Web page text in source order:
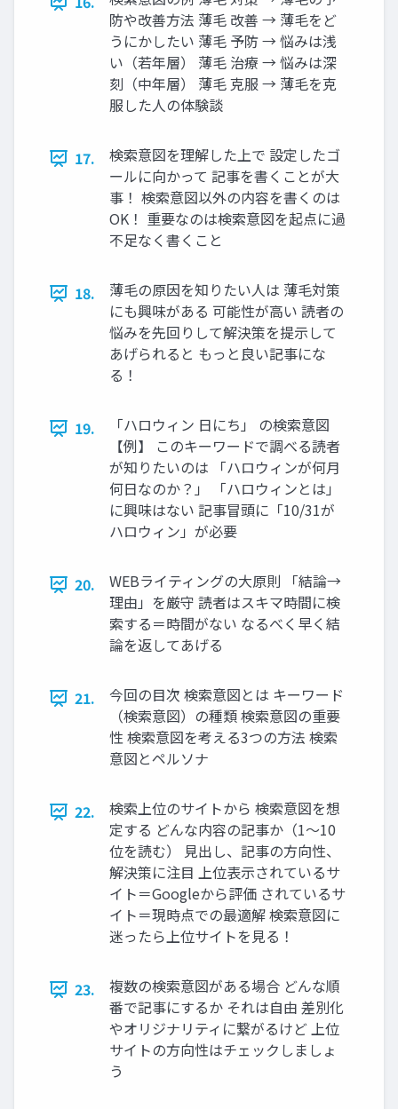
防や改善方法 薄毛 改善 → 薄毛をど
うにかしたい 薄毛 予防 → 悩みは浅
い（若年層） 薄毛 治療 → 悩みは深
刻（中年層） 薄毛 克服 → 薄毛を克
服した人の体験談
17.
検索意図を理解した上で 設定したゴ
ールに向かって 記事を書くことが大
事！ 検索意図以外の内容を書くのは
OK！ 重要なのは検索意図を起点に過
不足なく書くこと
18.
薄毛の原因を知りたい人は 薄毛対策
にも興味がある 可能性が高い 読者の
悩みを先回りして解決策を提示して
あげられると もっと良い記事にな
る！
19.
「ハロウィン 日にち」 の検索意図
【例】 このキーワードで調べる読者
が知りたいのは 「ハロウィンが何月
何日なのか？」 「ハロウィンとは」
に興味はない 記事冒頭に「10/31が
ハロウィン」が必要
20.
WEBライティングの大原則 「結論→
理由」を厳守 読者はスキマ時間に検
索する＝時間がない なるべく早く結
論を返してあげる
21.
今回の目次 検索意図とは キーワード
（検索意図）の種類 検索意図の重要
性 検索意図を考える3つの方法 検索
意図とペルソナ
22.
検索上位のサイトから 検索意図を想
定する どんな内容の記事か（1～10
位を読む） 見出し、記事の方向性、
解決策に注目 上位表示されているサ
イト＝Googleから評価 されているサ
イト＝現時点での最適解 検索意図に
迷ったら上位サイトを見る！
23.
複数の検索意図がある場合 どんな順
番で記事にするか それは自由 差別化
やオリジナリティに繋がるけど 上位
サイトの方向性はチェックしましょ
う